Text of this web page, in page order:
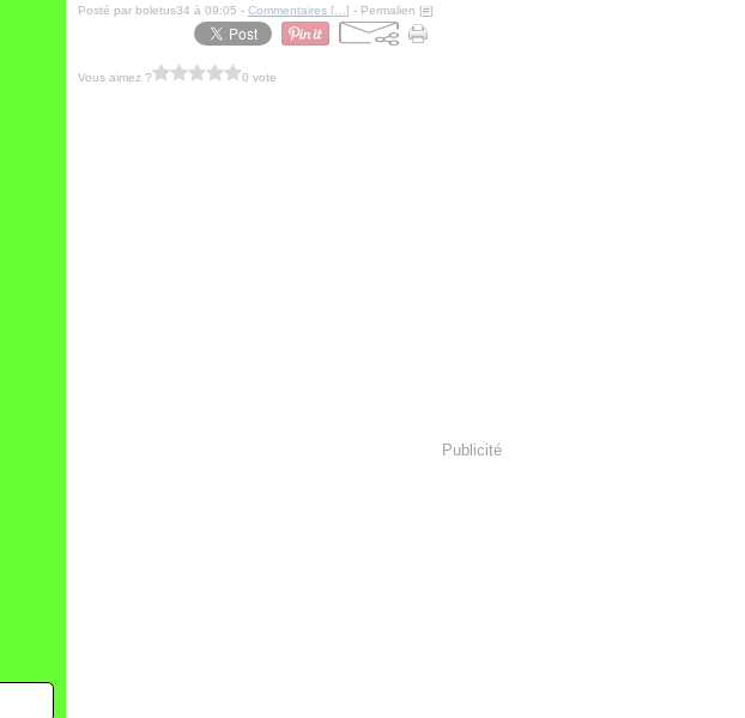
Posté par boletus34 à 09:05 - Commentaires [ ] - Permalien [#]
Vous aimez ? 0 vote
Publicité